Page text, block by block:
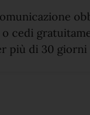
cedi
più di 30 giorni